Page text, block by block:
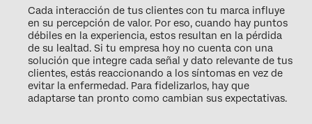
Cada interacción de tus clientes con tu marca influye
en su percepción de valor. Por eso, cuando hay puntos
débiles en la experiencia, estos resultan en la pérdida
de su lealtad. Si tu empresa hoy no cuenta con una
solución que integre cada señal y dato relevante de tus
clientes, estás reaccionando a los síntomas en vez de
evitar la enfermedad. Para fidelizarlos, hay que
adaptarse tan pronto como cambian sus expectativas.